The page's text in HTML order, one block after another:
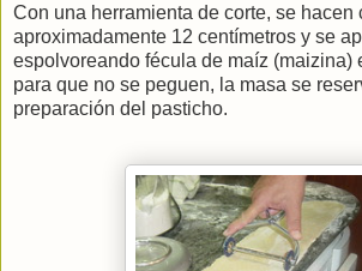
Con una herramienta de corte, se hacen
aproximadamente 12 centímetros y se
espolvoreando fécula de maíz (maizina)
para que no se peguen, la masa se
preparación del pasticho.